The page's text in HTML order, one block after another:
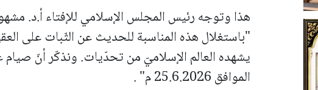
هذا وتوجه رئيس المجلس الإسلامي للإفتاء أ.د.
"باستغلال هذه المناسبة للحديث عن الثّبات على
يشهده العالم الإسلاميّ من تحدّيات.ونذكّر أنّ
الموافق 25.6.2026 م" .